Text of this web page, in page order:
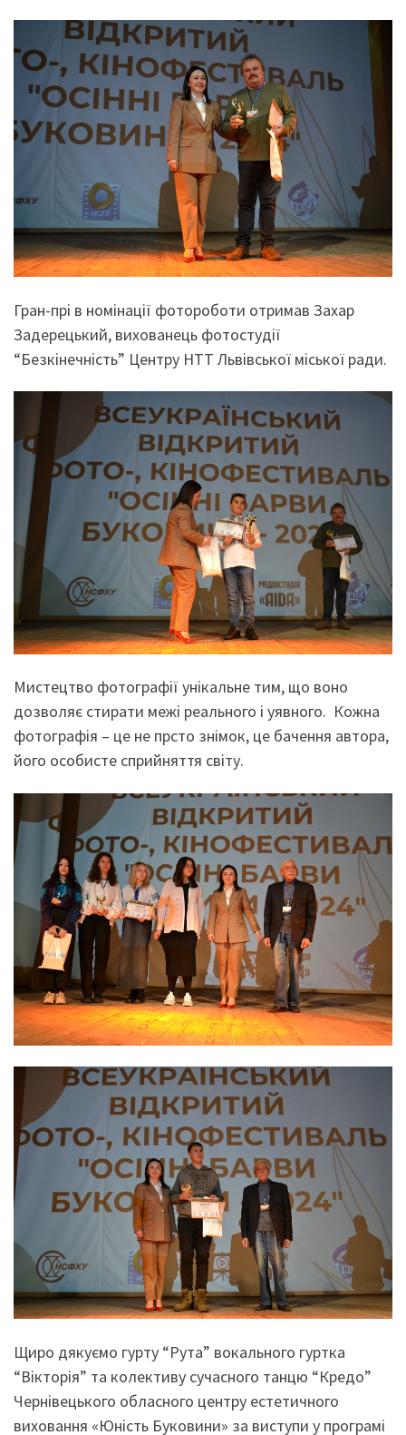
Гран-прі в номінації фотороботи отримав Захар
Задерецький, вихованець фотостудії
“Безкінечність” Центру НТТ Львівської міської ради.
Мистецтво фотографії унікальне тим, що воно
дозволяє стирати межі реального і уявного. Кожна
фотографія – це не прсто знімок, це бачення автора,
його особисте сприйняття світу.
Щиро дякуємо гурту “Рута” вокального гуртка
“Вікторія” та колективу сучасного танцю “Кредо”
Чернівецького обласного центру естетичного
виховання «Юність Буковини» за виступи у програмі